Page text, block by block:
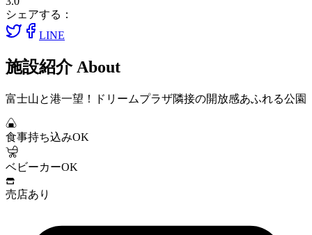
シェアする：
LINE
施設紹介 About
富士山と港一望！ドリームプラザ隣接の開放感あふれる公園
食事持ち込みOK
ベビーカーOK
売店あり